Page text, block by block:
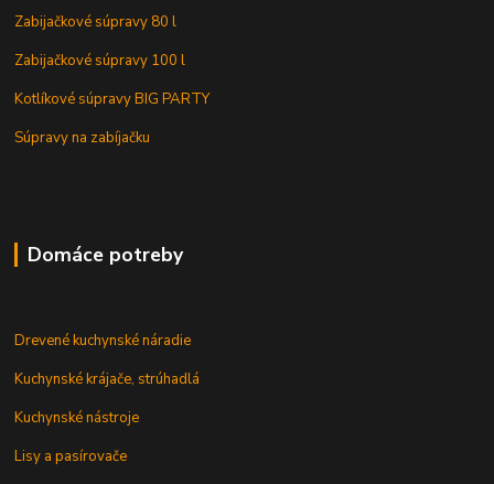
Zabijačkové súpravy 80 l
Zabijačkové súpravy 100 l
Kotlíkové súpravy BIG PARTY
Súpravy na zabíjačku
Domáce potreby
Drevené kuchynské náradie
Kuchynské krájače, strúhadlá
Kuchynské nástroje
Lisy a pasírovače